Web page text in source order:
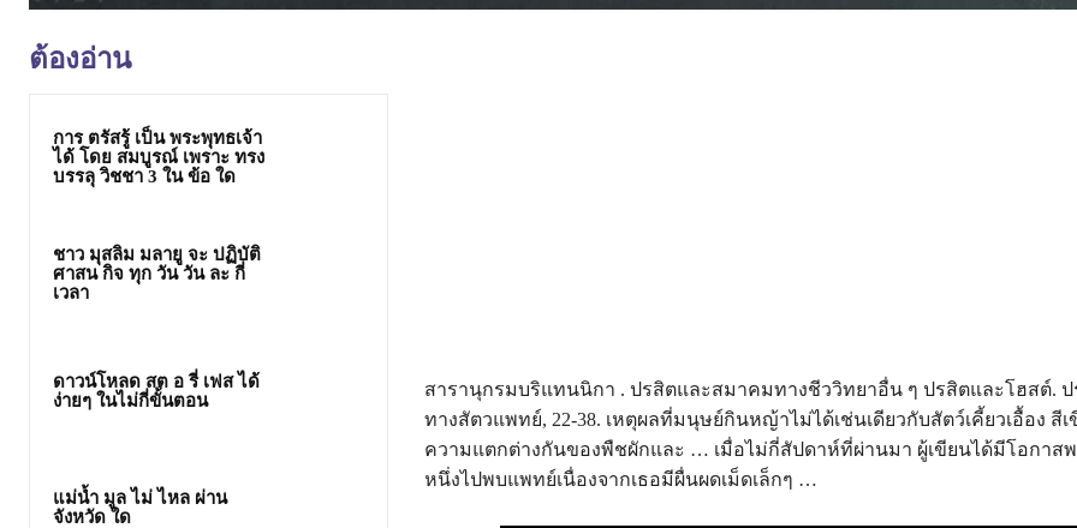
ต้องอ่าน
การ ตรัสรู้ เป็น พระพุทธเจ้า
ได้ โดย สมบูรณ์ เพราะ ทรง
บรรลุ วิชชา 3 ใน ข้อ ใด
ชาว มุสลิม มลายู จะ ปฏิบัติ
ศาสน กิจ ทุก วัน วัน ละ กี่
เวลา
ดาวน์โหลด สต อ รี่ เฟส ได้
ง่ายๆ ในไม่กี่ขั้นตอน
แม่น้ำ มูล ไม่ ไหล ผ่าน
จังหวัด ใด
สารานุกรมบริแทนนิกา . ปรสิตและสมาคมทางชีววิทยาอื่น ๆ ปรสิตและโฮสต์. ป
ทางสัตวแพทย์, 22-38. เหตุผลที่มนุษย์กินหญ้าไม่ได้เช่นเดียวกับสัตว์เคี้ยวเอื้อง สี
ความแตกต่างกันของพืชผักและ … เมื่อไม่กี่สัปดาห์ที่ผ่านมา ผู้เขียนได้มีโอกาส
หนึ่งไปพบแพทย์เนื่องจากเธอมีผื่นผดเม็ดเล็กๆ …